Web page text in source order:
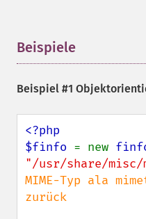
Beispiele
Beispiel #1
<?php
$finfo = new
"/usr/share/misc/
MIME-Typ ala
zurück